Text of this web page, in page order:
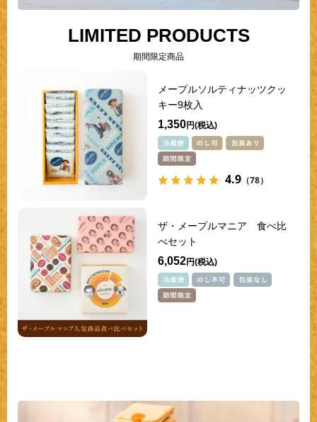
LIMITED PRODUCTS
期間限定商品
メープルソルティナッツクッ
キー9枚入
1,350円
4.9 （78）
ザ・メープルマニア 食べ比
べセット
6,052円